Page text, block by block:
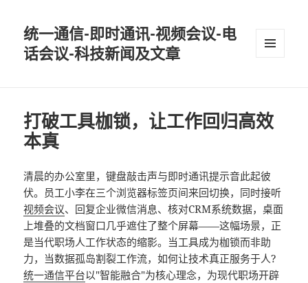
统一通信-即时通讯-视频会议-电
话会议-科技新闻及文章
打破工具枷锁，让工作回归高效
本真
清晨的办公室里，键盘敲击声与即时通讯提示音此起彼
伏。员工小李在三个浏览器标签页间来回切换，同时接听
视频会议、回复企业微信消息、核对CRM系统数据，桌面
上堆叠的文档窗口几乎遮住了整个屏幕——这幅场景，正
是当代职场人工作状态的缩影。当工具成为枷锁而非助
力，当数据孤岛割裂工作流，如何让技术真正服务于人?
统一通信平台以"智能融合"为核心理念，为现代职场开辟